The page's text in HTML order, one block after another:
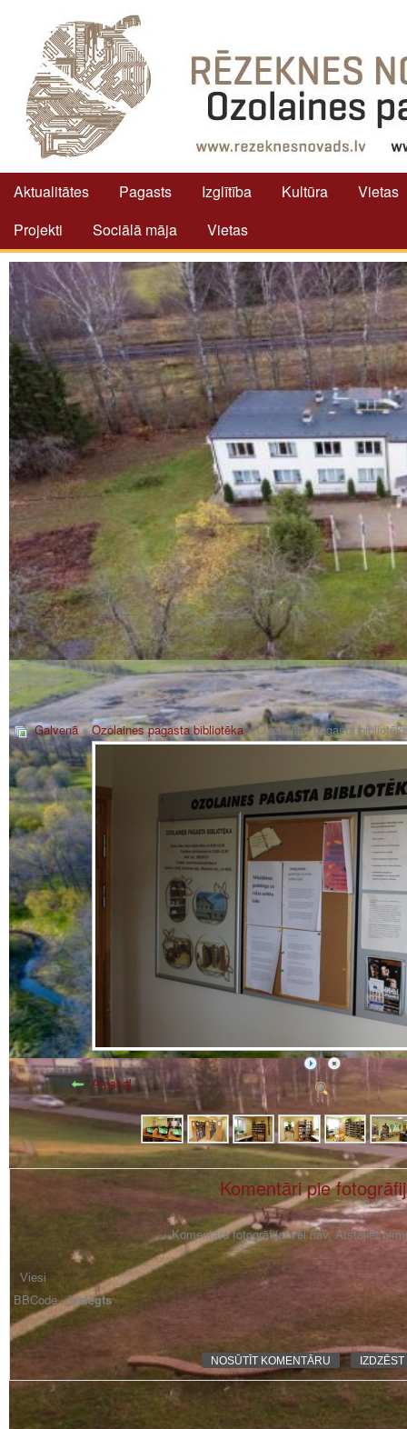
Aktualitātes Pagasts Izglītība Kultūra
Vietas
Projekti
Sociālā māja Vietas
Galvenā»Ozolaines pagasta bibliotēka» Ozolaines pagasta
Atpakaļ
Komentāri pie
Komentāra fotogrāfijai vēl nav. Atstājiet
BBCode -izslēgts